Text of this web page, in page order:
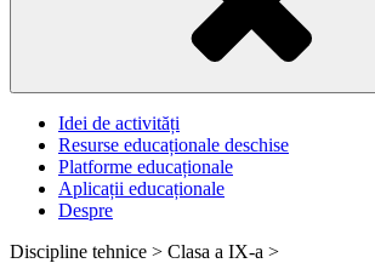
Idei de activități
Resurse educaționale deschise
Platforme educaționale
Aplicații educaționale
Despre
Discipline tehnice > Clasa a IX-a >